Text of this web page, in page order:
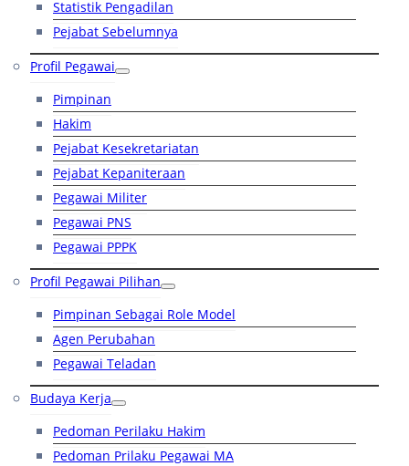
Statistik Pengadilan
Pejabat Sebelumnya
Profil Pegawai
Pimpinan
Hakim
Pejabat Kesekretariatan
Pejabat Kepaniteraan
Pegawai Militer
Pegawai PNS
Pegawai PPPK
Profil Pegawai Pilihan
Pimpinan Sebagai Role Model
Agen Perubahan
Pegawai Teladan
Budaya Kerja
Pedoman Perilaku Hakim
Pedoman Prilaku Pegawai MA